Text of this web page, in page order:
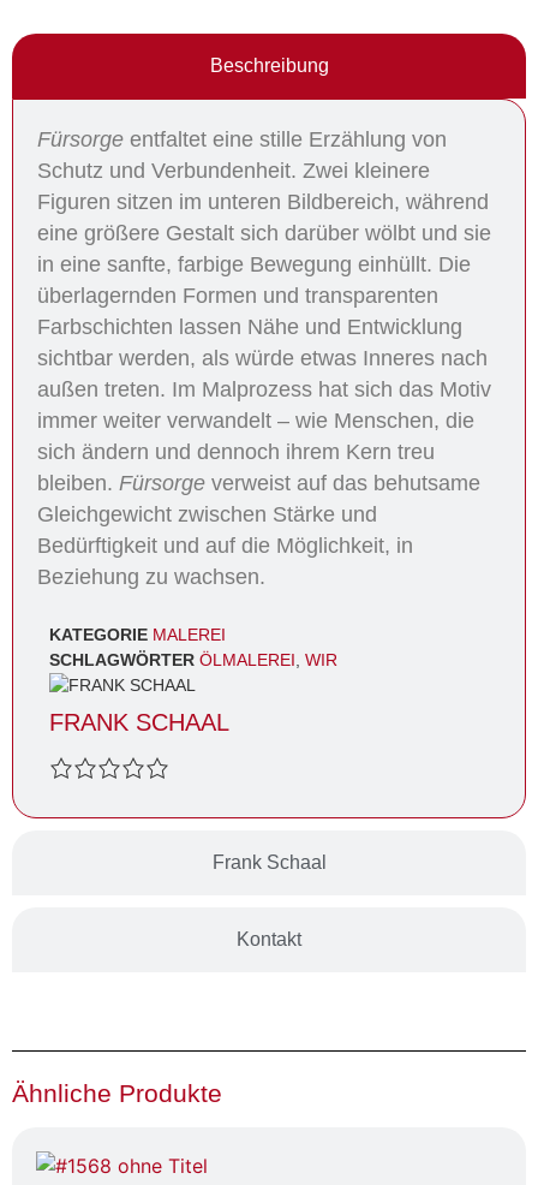
Beschreibung
Frank Schaal
Kontakt
Fürsorge entfaltet eine stille Erzählung von
Schutz und Verbundenheit. Zwei kleinere
Figuren sitzen im unteren Bildbereich, während
eine größere Gestalt sich darüber wölbt und sie
in eine sanfte, farbige Bewegung einhüllt. Die
überlagernden Formen und transparenten
Farbschichten lassen Nähe und Entwicklung
sichtbar werden, als würde etwas Inneres nach
außen treten. Im Malprozess hat sich das Motiv
immer weiter verwandelt – wie Menschen, die
sich ändern und dennoch ihrem Kern treu
bleiben. Fürsorge verweist auf das behutsame
Gleichgewicht zwischen Stärke und
Bedürftigkeit und auf die Möglichkeit, in
Beziehung zu wachsen.
KATEGORIE MALEREI
SCHLAGWÖRTER ÖLMALEREI WIR
FRANK SCHAAL
Ähnliche Produkte